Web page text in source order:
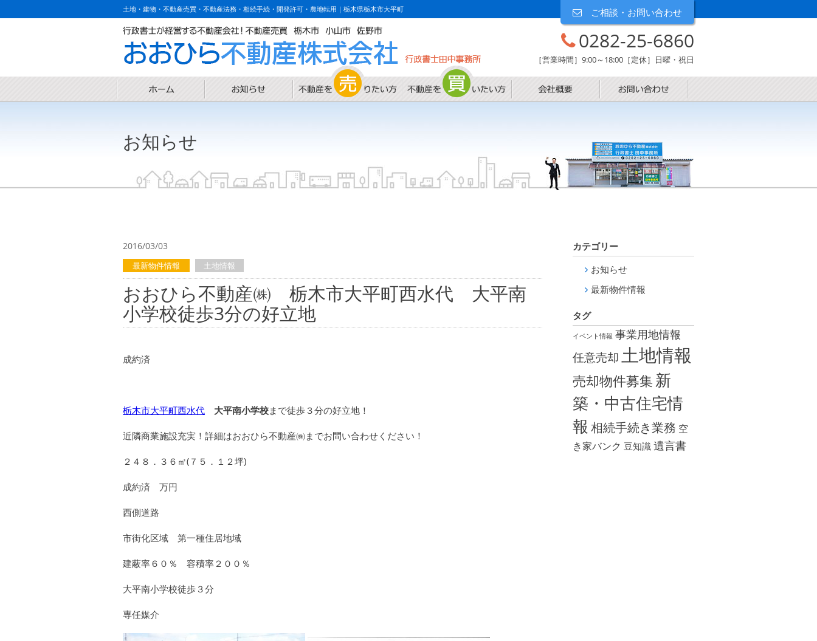
土地・建物・不動産売買・不動産法務・相続手続・開発許可・農地転用｜栃木県栃木市大平町 ご相談・お問い合わせ
0282-25-6860
［営業時間］9:00～18:00［定休］日曜・祝日
お知らせ
2016/03/03
最新物件情報 土地情報
おおひら不動産㈱ 栃木市大平町西水代 大平南
小学校徒歩3分の好立地
成約済
栃木市大平町西水代 大平南小学校まで徒歩３分の好立地！
近隣商業施設充実！詳細はおおひら不動産㈱までお問い合わせください！
２４８．３６㎡(７５．１２坪)
成約済 万円
西側道路
市街化区域 第一種住居地域
建蔽率６０％ 容積率２００％
大平南小学校徒歩３分
専任媒介
カテゴリー
お知らせ
最新物件情報
タグ
イベント情報 事業用地情報
任意売却土地情報
売却物件募集 新
築・中古住宅情
報 相続手続き業務 空
き家バンク 豆知識 遺言書